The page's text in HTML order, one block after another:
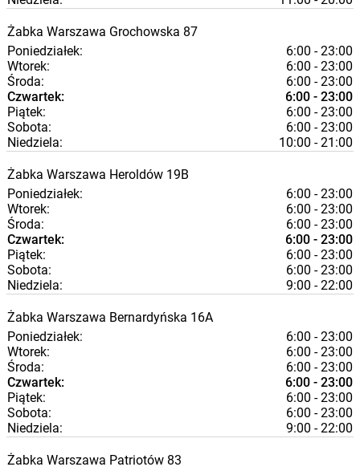
Żabka Warszawa Grochowska 87
Poniedziałek:
6:00 - 23:00
Wtorek:
6:00 - 23:00
Środa:
6:00 - 23:00
Czwartek:
6:00 - 23:00
Piątek:
6:00 - 23:00
Sobota:
6:00 - 23:00
Niedziela:
10:00 - 21:00
Żabka Warszawa Heroldów 19B
Poniedziałek:
6:00 - 23:00
Wtorek:
6:00 - 23:00
Środa:
6:00 - 23:00
Czwartek:
6:00 - 23:00
Piątek:
6:00 - 23:00
Sobota:
6:00 - 23:00
Niedziela:
9:00 - 22:00
Żabka Warszawa Bernardyńska 16A
Poniedziałek:
6:00 - 23:00
Wtorek:
6:00 - 23:00
Środa:
6:00 - 23:00
Czwartek:
6:00 - 23:00
Piątek:
6:00 - 23:00
Sobota:
6:00 - 23:00
Niedziela:
9:00 - 22:00
Żabka Warszawa Patriotów 83